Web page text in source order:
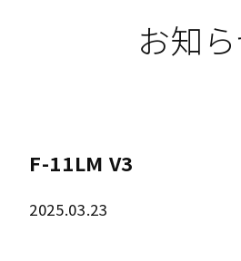
お知
F-11LM V3
2025.03.23